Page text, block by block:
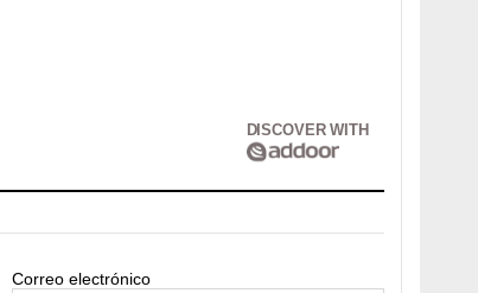
DISCOVER WITH
Correo electrónico